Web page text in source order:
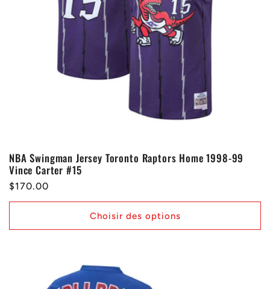
NBA Swingman Jersey Toronto Raptors Home 1998-99
Vince Carter #15
Prix
habituel
$170.00
Choisir des options